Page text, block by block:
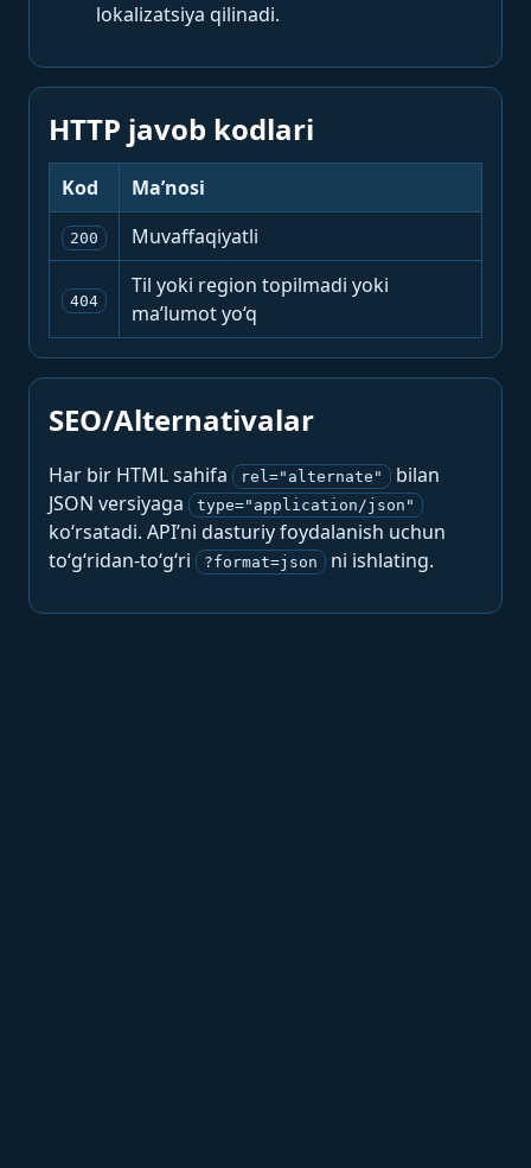
lokalizatsiya qilinadi.
HTTP javob kodlari
Kod Ma’nosi
200 Muvaffaqiyatli
404
Til yoki region topilmadi yoki
ma’lumot yo‘q
SEO/Alternativalar
Har bir HTML sahifa rel="alternate"
bilan
JSON versiyaga
type="application/json"
ko‘rsatadi. API’ni dasturiy foydalanish uchun
to‘g‘ridan-to‘g‘ri
?format=json ni ishlating.